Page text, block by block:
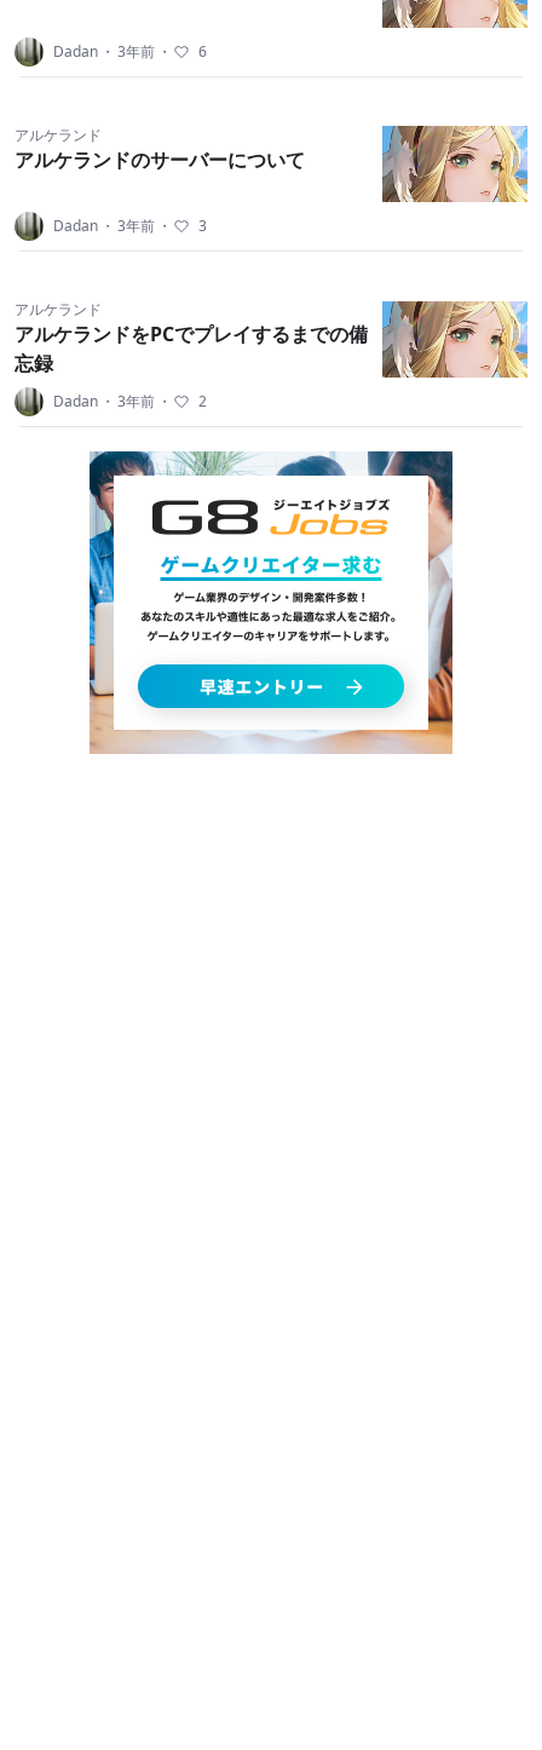
Dadan ・ 3年前 ・ 6
アルケランド
アルケランドのサーバーについて
Dadan ・ 3年前 ・ 3
アルケランド
アルケランドをPCでプレイするまでの備
忘録
Dadan ・ 3年前 ・ 2